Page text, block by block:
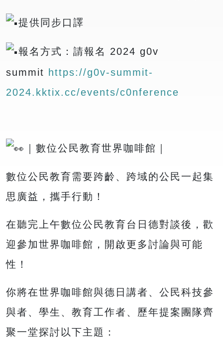
提供同步口譯
報名方式：請報名 2024 g0v
summit https://g0v-summit-
2024.kktix.cc/events/c0nference
｜數位公民教育世界咖啡館｜
數位公民教育需要跨齡、跨域的公民一起集
思廣益，攜手行動！
在聽完上午數位公民教育台日德對談後，歡
迎參加世界咖啡館，開啟更多討論與可能
性！
你將在世界咖啡館與德日講者、公民科技參
與者、學生、教育工作者、歷年提案團隊齊
聚一堂探討以下主題：